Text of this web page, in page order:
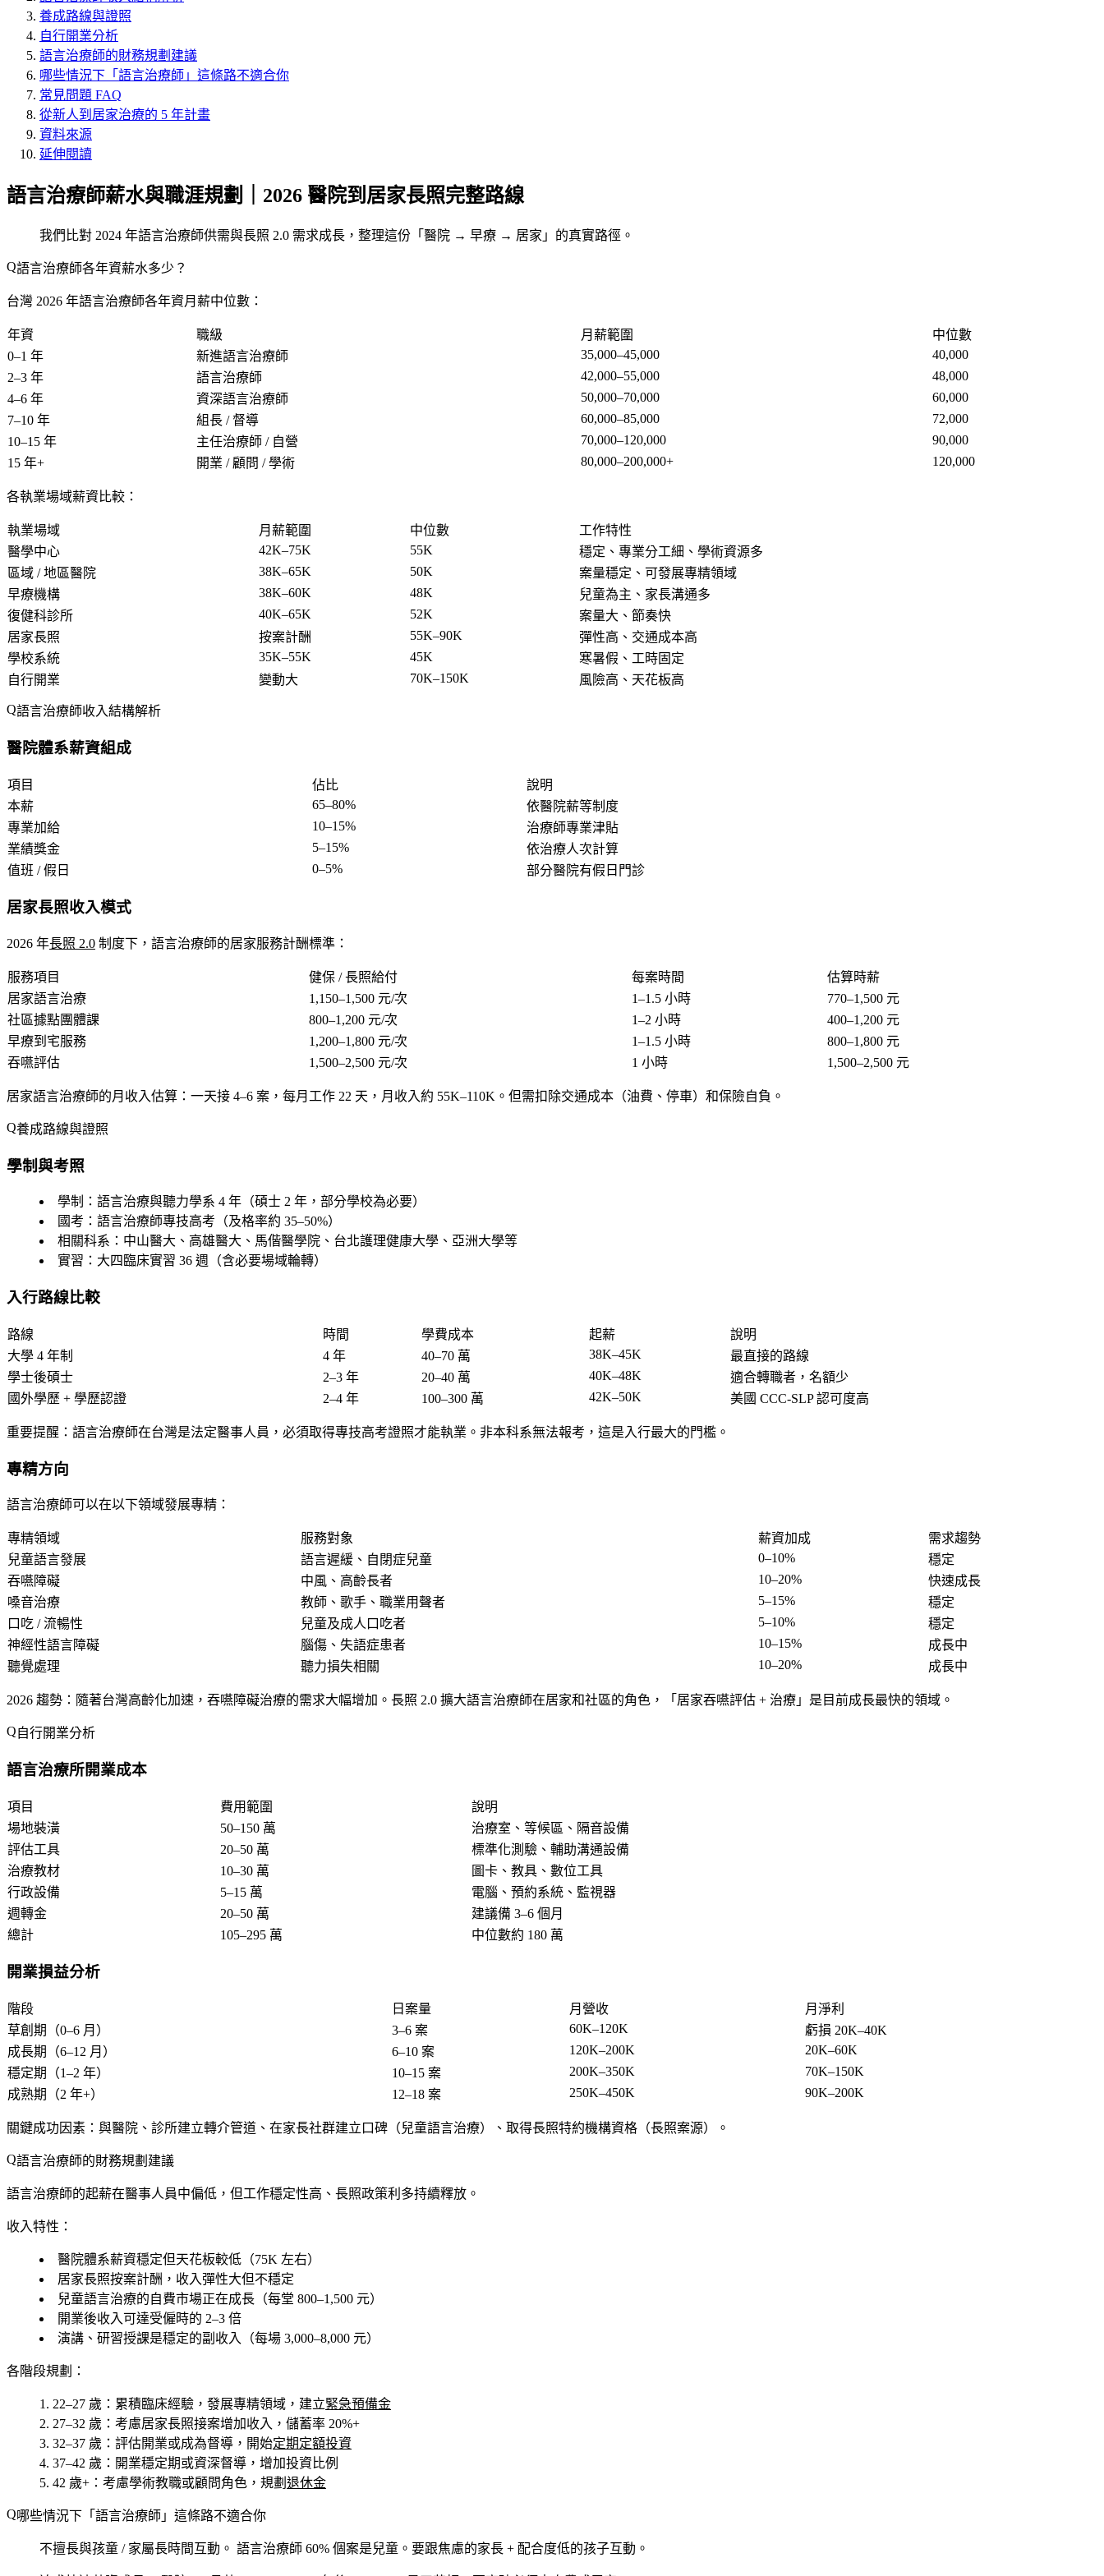
養成路線與證照
自行開業分析
語言治療師的財務規劃建議
哪些情況下「語言治療師」這條路不適合你
常見問題 FAQ
從新人到居家治療的 5 年計畫
資料來源
延伸閱讀
語言治療師薪水與職涯規劃｜2026 醫院到居家長照完整路線
我們比對 2024 年語言治療師供需與長照 2.0 需求成長，整理這份「醫院 → 早療 → 居家」的真實路徑。
語言治療師各年資薪水多少？
台灣 2026 年語言治療師各年資月薪中位數：
年資 職級 月薪範圍
中位數
0–1 年
新進語言治療師 35,000–45,000
40,000
2–3 年
語言治療師 42,000–55,000
48,000
4–6 年
資深語言治療師 50,000–70,000
60,000
7–10 年
組長 / 督導 60,000–85,000
72,000
10–15 年
主任治療師 / 自營 70,000–120,000
90,000
15 年+
開業 / 顧問 / 學術 80,000–200,000+ 120,000
各執業場域薪資比較：
執業場域 月薪範圍 中位數
工作特性
醫學中心
42K–75K 55K
穩定、專業分工細、學術資源多
區域 / 地區醫院
38K–65K 50K
案量穩定、可發展專精領域
早療機構
38K–60K 48K
兒童為主、家長溝通多
復健科診所
40K–65K 52K
案量大、節奏快
居家長照
按案計酬 55K–90K
彈性高、交通成本高
學校系統
35K–55K 45K
寒暑假、工時固定
自行開業
變動大 70K–150K 風險高、天花板高
語言治療師收入結構解析
醫院體系薪資組成
項目 佔比
說明
本薪
65–80%
依醫院薪等制度
專業加給
10–15%
治療師專業津貼
業績獎金
5–15%
依治療人次計算
值班 / 假日
0–5% 部分醫院有假日門診
居家長照收入模式
2026 年長照 2.0 制度下，語言治療師的居家服務計酬標準：
服務項目 健保 / 長照給付 每案時間
估算時薪
居家語言治療
1,150–1,500 元/次 1–1.5 小時
770–1,500 元
社區據點團體課
800–1,200 元/次 1–2 小時
400–1,200 元
早療到宅服務
1,200–1,800 元/次 1–1.5 小時
800–1,800 元
吞嚥評估
1,500–2,500 元/次 1 小時 1,500–2,500 元
居家語言治療師的月收入估算 ：一天接 4–6 案，每月工作 22 天，月收入約 55K–110K。但需扣除交通成本（油費、停車）和保險自負。
養成路線與證照
學制與考照
學制 ：語言治療與聽力學系 4 年（碩士 2 年，部分學校為必要）
國考 ：語言治療師專技高考（及格率約 35–50%）
相關科系 ：中山醫大、高雄醫大、馬偕醫學院、台北護理健康大學、亞洲大學等
實習 ：大四臨床實習 36 週（含必要場域輪轉）
入行路線比較
路線 時間 學費成本 起薪
說明
大學 4 年制
4 年 40–70 萬 38K–45K
最直接的路線
學士後碩士
2–3 年 20–40 萬 40K–48K
適合轉職者，名額少
國外學歷 + 學歷認證
2–4 年 100–300 萬 42K–50K 美國 CCC-SLP 認可度高
重要提醒 ：語言治療師在台灣是法定醫事人員，必須取得專技高考證照才能執業。非本科系無法報考，這是入行最大的門檻。
專精方向
語言治療師可以在以下領域發展專精：
專精領域 服務對象 薪資加成
需求趨勢
兒童語言發展
語言遲緩、自閉症兒童 0–10%
穩定
吞嚥障礙
中風、高齡長者 10–20%
快速成長
嗓音治療
教師、歌手、職業用聲者 5–15%
穩定
口吃 / 流暢性
兒童及成人口吃者 5–10%
穩定
神經性語言障礙
腦傷、失語症患者 10–15%
成長中
聽覺處理
聽力損失相關 10–20% 成長中
2026 趨勢 ：隨著台灣高齡化加速，吞嚥障礙治療的需求大幅增加。長照 2.0 擴大語言治療師在居家和社區的角色，「居家吞嚥評估 + 治療」是目前成長最快的領域。
自行開業分析
語言治療所開業成本
項目 費用範圍
說明
場地裝潢
50–150 萬
治療室、等候區、隔音設備
評估工具
20–50 萬
標準化測驗、輔助溝通設備
治療教材
10–30 萬
圖卡、教具、數位工具
行政設備
5–15 萬
電腦、預約系統、監視器
週轉金
20–50 萬
建議備 3–6 個月
總計
105–295 萬 中位數約 180 萬
開業損益分析
階段 日案量 月營收
月淨利
草創期（0–6 月）
3–6 案 60K–120K
虧損 20K–40K
成長期（6–12 月）
6–10 案 120K–200K
20K–60K
穩定期（1–2 年）
10–15 案 200K–350K
70K–150K
成熟期（2 年+）
12–18 案 250K–450K 90K–200K
關鍵成功因素 ：與醫院、診所建立轉介管道、在家長社群建立口碑（兒童語言治療）、取得長照特約機構資格（長照案源）。
語言治療師的財務規劃建議
語言治療師的起薪在醫事人員中偏低，但工作穩定性高、長照政策利多持續釋放。
收入特性：
醫院體系薪資穩定但天花板較低（75K 左右）
居家長照按案計酬，收入彈性大但不穩定
兒童語言治療的自費市場正在成長（每堂 800–1,500 元）
開業後收入可達受僱時的 2–3 倍
演講、研習授課是穩定的副收入（每場 3,000–8,000 元）
各階段規劃：
22–27 歲 ：累積臨床經驗，發展專精領域，建立緊急預備金
27–32 歲 ：考慮居家長照接案增加收入，儲蓄率 20%+
32–37 歲 ：評估開業或成為督導，開始定期定額投資
37–42 歲 ：開業穩定期或資深督導，增加投資比例
42 歲+ ：考慮學術教職或顧問角色，規劃 退休金
哪些情況下「語言治療師」這條路不適合你
不擅長與孩童 / 家屬長時間互動。 語言治療師 60% 個案是兒童。要跟焦慮的家長 + 配合度低的孩子互動。